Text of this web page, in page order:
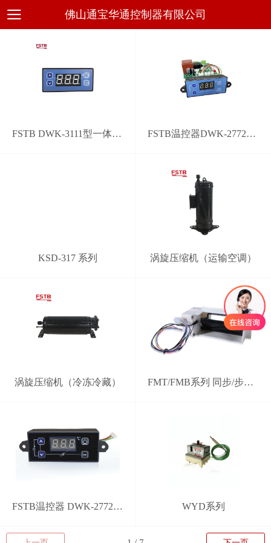
佛山通宝华通控制器有限公司
FSTB DWK-3111型一体化通用电子温控器 FSTB温控器DWK-2772型通用系统控制器
KSD-317 系列 涡旋压缩机（运输空调）
涡旋压缩机（冷冻冷藏） FMT/FMB系列 同步/步进电机电动风门
FSTB温控器 DWK-2772型 分体式智能控制器 WYD系列